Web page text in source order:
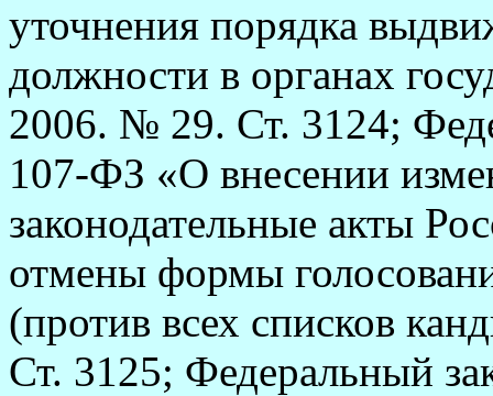
уточнения порядка
должности в органах
2006. № 29. Ст. 3124;
107-ФЗ «О внесении
законодательные акты
отмены формы
(против всех списков
Ст. 3125; Федеральный